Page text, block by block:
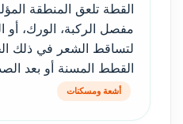
القطة تلعق المنطقة
مفصل الركبة، الورك، أو
لتساقط الشعر في ذلك
القطط المسنة أو بعد
أشعة ومسكنات